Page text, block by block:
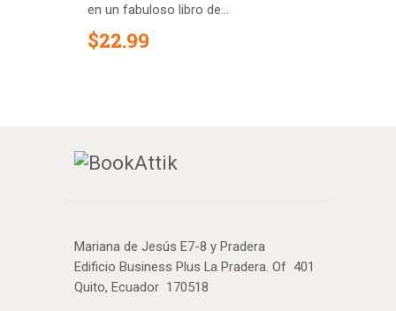
en un fabuloso libro de...
$22.99
Mariana de Jesús E7-8 y Pradera
Edificio Business Plus La Pradera. Of 401
Quito, Ecuador 170518